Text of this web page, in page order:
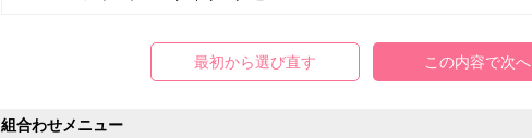
最初から選び直す この内容で次へ
組合わせメニュー